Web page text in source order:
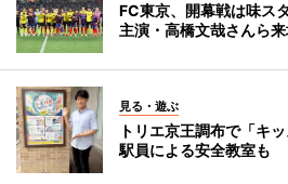
FC東京、開幕戦は味ス
主演・高橋文哉さんら
見る・遊ぶ
トリエ京王調布で「キ
駅員による安全教室も